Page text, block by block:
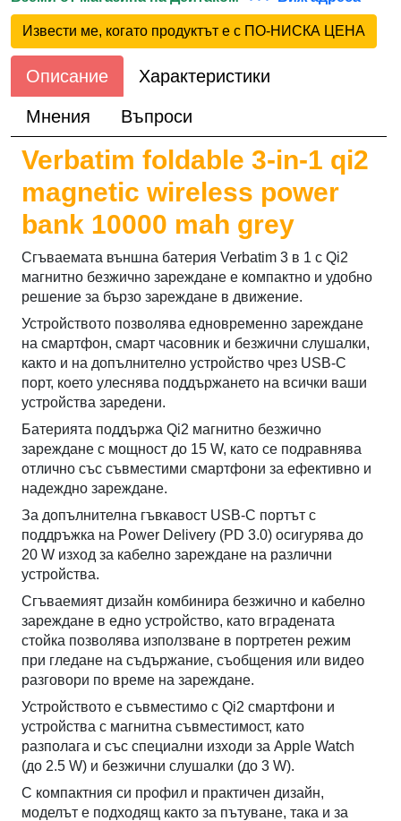
Извести ме, когато продуктът е с ПО-НИСКА ЦЕНА
Описание Характеристики
Мнения Въпроси
Verbatim foldable 3-in-1 qi2
magnetic wireless power
bank 10000 mah grey
Сгъваемата външна батерия Verbatim 3 в 1 с Qi2
магнитно безжично зареждане е компактно и удобно
решение за бързо зареждане в движение.
Устройството позволява едновременно зареждане
на смартфон, смарт часовник и безжични слушалки,
както и на допълнително устройство чрез USB-C
порт, което улеснява поддържането на всички ваши
устройства заредени.
Батерията поддържа Qi2 магнитно безжично
зареждане с мощност до 15 W, като се подравнява
отлично със съвместими смартфони за ефективно и
надеждно зареждане.
За допълнителна гъвкавост USB-C портът с
поддръжка на Power Delivery (PD 3.0) осигурява до
20 W изход за кабелно зареждане на различни
устройства.
Сгъваемият дизайн комбинира безжично и кабелно
зареждане в едно устройство, като вградената
стойка позволява използване в портретен режим
при гледане на съдържание, съобщения или видео
разговори по време на зареждане.
Устройството е съвместимо с Qi2 смартфони и
устройства с магнитна съвместимост, като
разполага и със специални изходи за Apple Watch
(до 2.5 W) и безжични слушалки (до 3 W).
С компактния си профил и практичен дизайн,
моделът е подходящ както за пътуване, така и за